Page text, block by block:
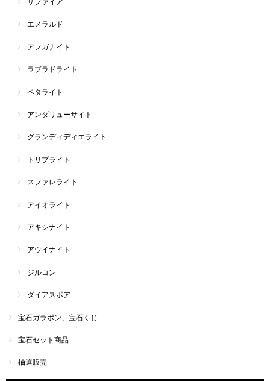
エメラルド
アフガナイト
ラブラドライト
ペタライト
アンダリューサイト
グランディディエライト
トリプライト
スファレライト
アイオライト
アキシナイト
アウイナイト
ジルコン
ダイアスポア
宝石ガラポン、宝石くじ
宝石セット商品
抽選販売